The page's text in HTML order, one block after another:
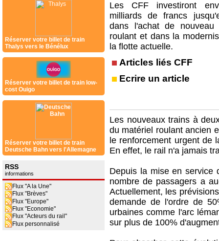
Réserver votre billet de train
Thalys vers le Bénélux
Réserver votre billet de train low-
cost Ouigo
Réserver votre billet de train
Deutsche Bahn vers l'Allemagne
RSS
informations
Flux "A la Une"
Flux "Brèves"
Flux "Europe"
Flux "Economie"
Flux "Acteurs du rail"
Flux personnalisé
Les CFF investiront
milliards de francs
dans l'achat de nouveau
roulant et dans la
la flotte actuelle.
Articles liés CFF
Ecrire un article
Les nouveaux trains à
du matériel roulant ancien
le renforcement urgent de
En effet, le rail n'a jamais
Depuis la mise en service
nombre de passagers a
Actuellement, les
demande de l'ordre de
urbaines comme l'arc
sur plus de 100%